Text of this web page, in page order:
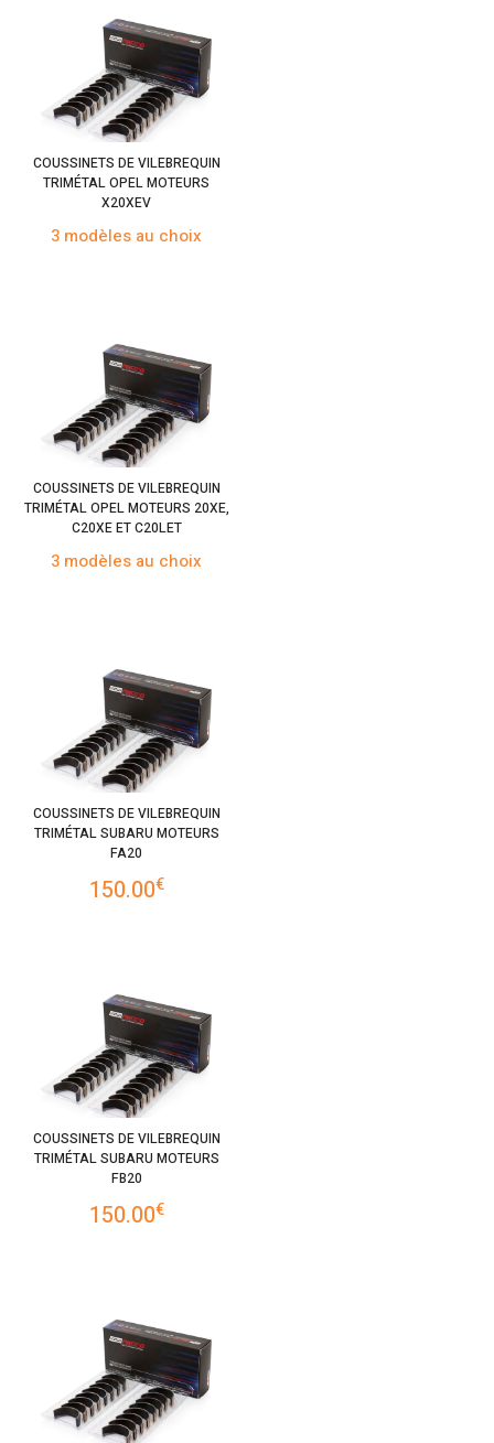
COUSSINETS DE VILEBREQUIN
TRIMÉTAL OPEL MOTEURS
X20XEV
3 modèles au choix
COUSSINETS DE VILEBREQUIN
TRIMÉTAL OPEL MOTEURS 20XE,
C20XE ET C20LET
3 modèles au choix
COUSSINETS DE VILEBREQUIN
TRIMÉTAL SUBARU MOTEURS
FA20
150.00€
COUSSINETS DE VILEBREQUIN
TRIMÉTAL SUBARU MOTEURS
FB20
150.00€